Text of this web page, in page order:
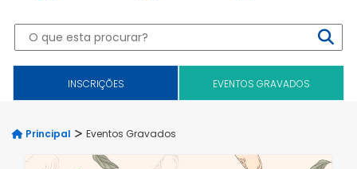
INSCRIÇÕES EVENTOS GRAVADOS
Principal Eventos Gravados